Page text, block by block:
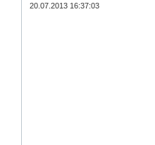
20.07.2013 16:37:03